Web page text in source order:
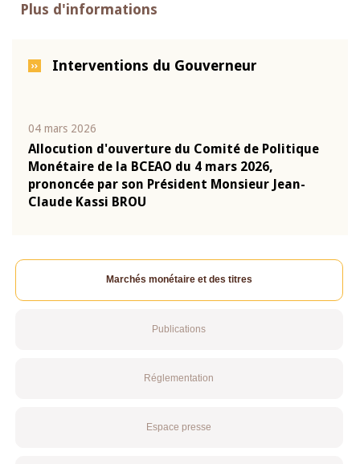
Plus d'informations
Interventions du Gouverneur
04 mars 2026
Allocution d'ouverture du Comité de Politique
Monétaire de la BCEAO du 4 mars 2026,
prononcée par son Président Monsieur Jean-
Claude Kassi BROU
Marchés monétaire et des titres
Publications
Réglementation
Espace presse